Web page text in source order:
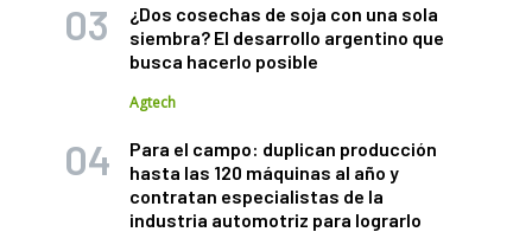
¿Dos cosechas de soja con una sola
siembra? El desarrollo argentino que
busca hacerlo posible
Agtech
Para el campo: duplican producción
hasta las 120 máquinas al año y
contratan especialistas de la
industria automotriz para lograrlo